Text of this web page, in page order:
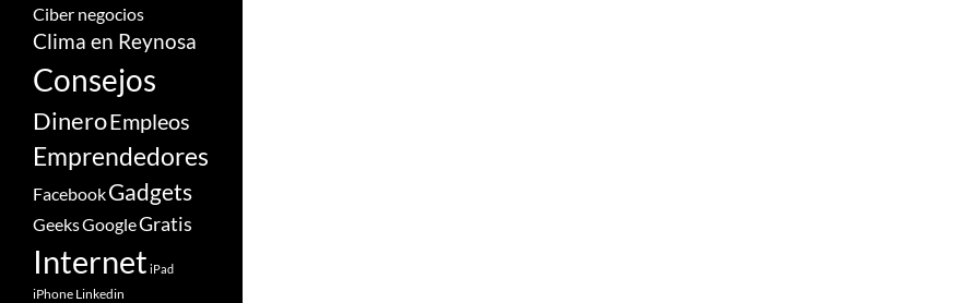
Ciber negocios
Clima en Reynosa
Consejos
DineroEmpleos
Emprendedores
FacebookGadgets
GeeksGoogleGratis
Internet iPad
iPhone Linkedin